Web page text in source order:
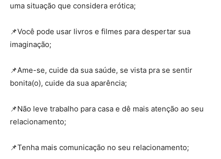
uma situação que considera erótica;
📌Você pode usar livros e filmes para despertar sua
imaginação;
📌Ame-se, cuide da sua saúde, se vista pra se sentir
bonita(o), cuide da sua aparência;
📌Não leve trabalho para casa e dê mais atenção ao seu
relacionamento;
📌Tenha mais comunicação no seu relacionamento;